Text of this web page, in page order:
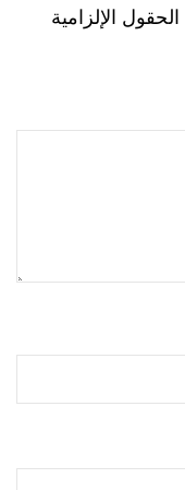
الحقول الإلزامية